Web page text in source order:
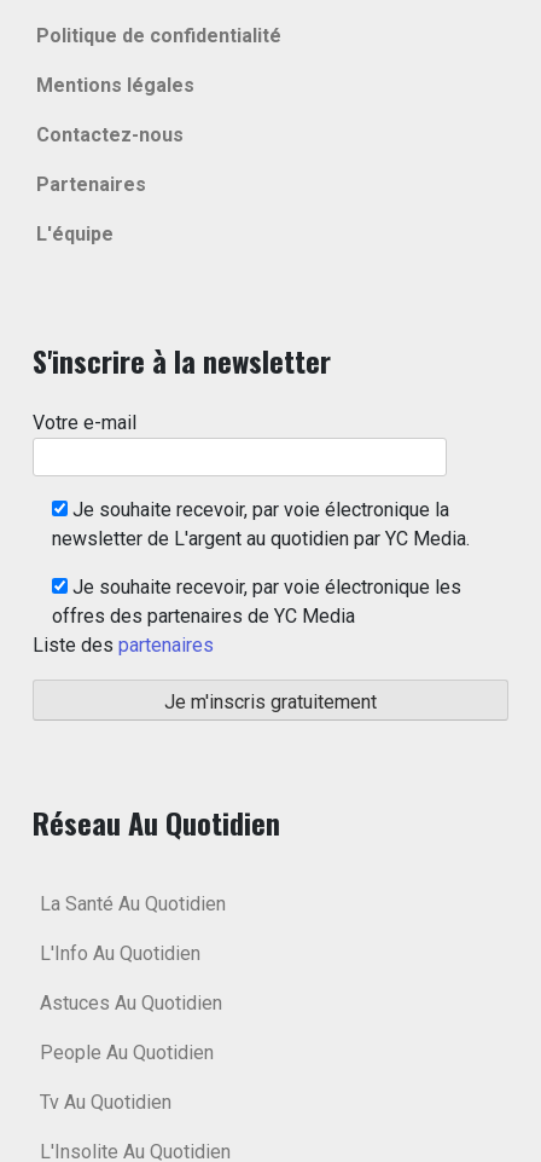
Politique de confidentialité
Mentions légales
Contactez-nous
Partenaires
L'équipe
S'inscrire à la newsletter
Votre e-mail
Je souhaite recevoir, par voie électronique la
newsletter de L'argent au quotidien par YC Media.
Je souhaite recevoir, par voie électronique les
offres des partenaires de YC Media
Liste des partenaires
Réseau Au Quotidien
La Santé Au Quotidien
L'Info Au Quotidien
Astuces Au Quotidien
People Au Quotidien
Tv Au Quotidien
L'Insolite Au Quotidien